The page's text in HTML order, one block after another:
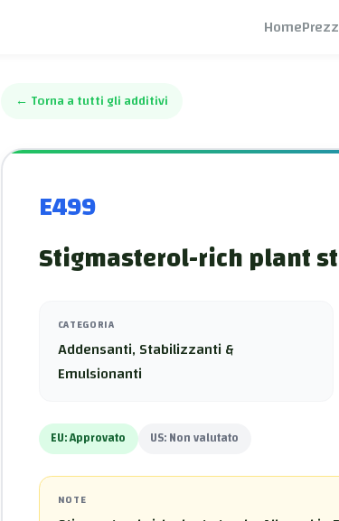
Home
← Torna a tutti gli additivi
E499
Stigmasterol-rich plant
CATEGORIA
Addensanti, Stabilizzanti &
Emulsionanti
EU:Approvato US:Non valutato
NOTE